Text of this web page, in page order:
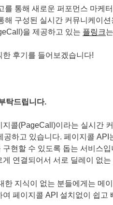
를 통해 새로운 퍼포먼스 마케
해 구성된 실시간 커뮤니케이
을 제공하고 있는 플링크
한 후기를 들어보겠습니다!
탁드립니다.
지콜(PageCall)이라는 실시간
공하고 있습니다. 페이지콜 API
구현할 수 있도록 돕는 서비스
게 연결되어서 서로 딜레이 없
한 지식이 없는 분들에게는 메
여 페이지콜 API 설치없이 쉽고